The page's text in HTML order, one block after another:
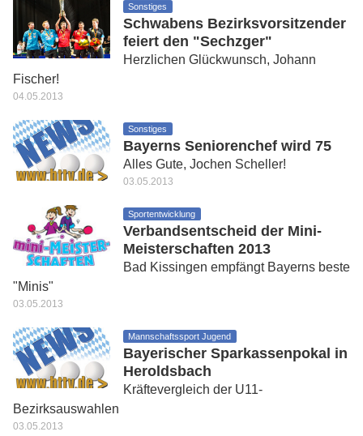
Sonstiges
Schwabens Bezirksvorsitzender
feiert den "Sechzger"
Herzlichen Glückwunsch, Johann
Fischer!
04.05.2013
Sonstiges
Bayerns Seniorenchef wird 75
Alles Gute, Jochen Scheller!
03.05.2013
Sportentwicklung
Verbandsentscheid der Mini-
Meisterschaften 2013
Bad Kissingen empfängt Bayerns beste
"Minis"
03.05.2013
Mannschaftssport Jugend
Bayerischer Sparkassenpokal in
Heroldsbach
Kräftevergleich der U11-
Bezirksauswahlen
03.05.2013